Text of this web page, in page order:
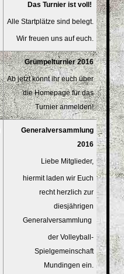
Das Turnier ist voll!
Alle Startplätze sind belegt.
Wir freuen uns auf euch.
Grümpelturnier 2016
Ab jetzt könnt ihr euch über
die Homepage für das
Turnier anmelden!
Generalversammlung
2016
Liebe Mitglieder,
hiermit laden wir Euch
recht herzlich zur
diesjährigen
Generalversammlung
der Volleyball-
Spielgemeinschaft
Mundingen ein.